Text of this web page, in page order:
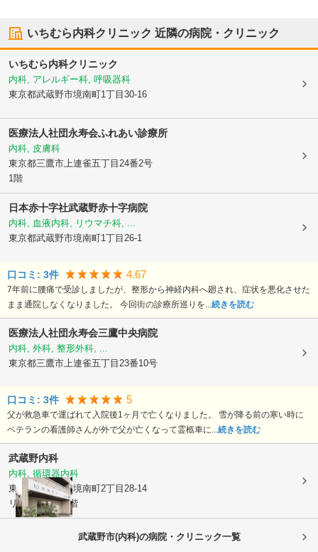
いちむら内科クリニック 近隣の病院・クリニック
いちむら内科クリニック
内科, アレルギー科, 呼吸器科
東京都武蔵野市境南町1丁目30-16
医療法人社団永寿会ふれあい診療所
内科, 皮膚科
東京都三鷹市上連雀五丁目24番2号
1階
日本赤十字社武蔵野赤十字病院
内科, 血液内科, リウマチ科, ...
東京都武蔵野市境南町1丁目26-1
口コミ: 3件 4.67
7年前に腰痛で受診しましたが、整形から神経内科へ廻され、症状を悪化させた
まま通院しなくなりました。 今回街の診療所巡りを...続きを読む
医療法人社団永寿会三鷹中央病院
内科, 外科, 整形外科, ...
東京都三鷹市上連雀五丁目23番10号
口コミ: 3件 5
父が救急車で運ばれて入院後1ヶ月で亡くなりました。 雪が降る前の寒い時に
ベテランの看護師さんが外で父が亡くなって霊柩車に...続きを読む
武蔵野内科
内科, 循環器内科
東京都武蔵野市境南町2丁目28-14
リラフォート1階
武蔵野市(内科)の病院・クリニック一覧